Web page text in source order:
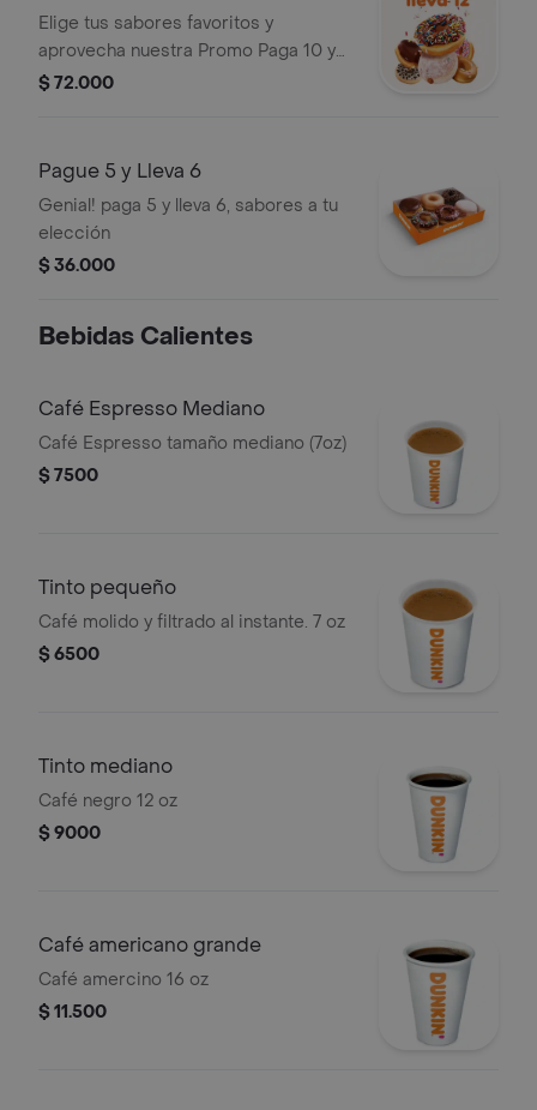
Elige tus sabores favoritos y
aprovecha nuestra Promo Paga 10 y
Lleva 12
$ 72.000
Pague 5 y Lleva 6
Genial! paga 5 y lleva 6, sabores a tu
elección
$ 36.000
Bebidas Calientes
Café Espresso Mediano
Café Espresso tamaño mediano (7oz)
$ 7500
Tinto pequeño
Café molido y filtrado al instante. 7 oz
$ 6500
Tinto mediano
Café negro 12 oz
$ 9000
Café americano grande
Café amercino 16 oz
$ 11.500